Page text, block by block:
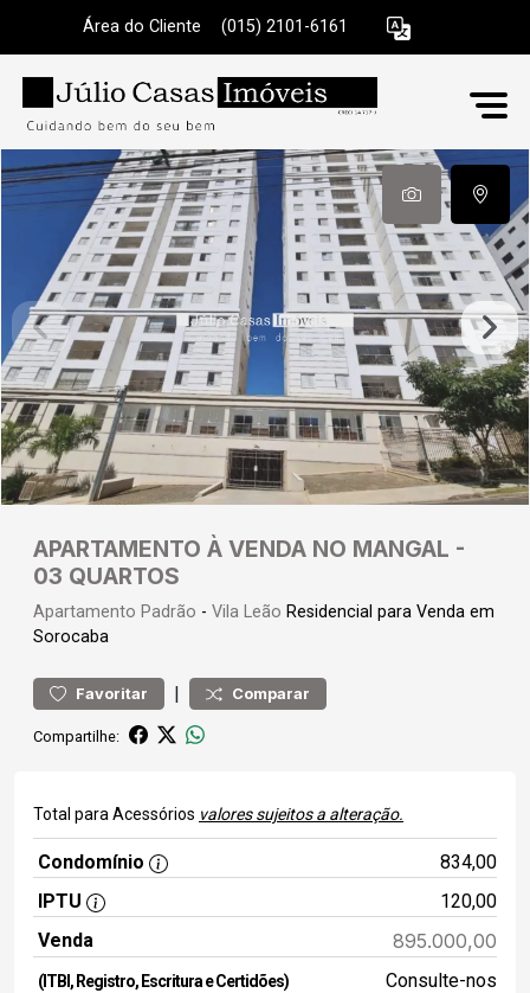
Área do Cliente (015) 2101-6161
APARTAMENTO À VENDA NO MANGAL -
03 QUARTOS
Apartamento Padrão - Vila Leão Residencial para Venda em
Sorocaba
Favoritar | Comparar
Compartilhe:
Total para Acessórios valores sujeitos a alteração.
Condomínio
834,00
IPTU
120,00
Venda
895.000,00
(ITBI, Registro, Escritura e Certidões) Consulte-nos